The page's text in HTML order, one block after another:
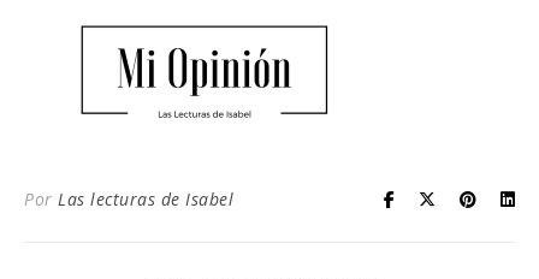
Por Las lecturas de Isabel